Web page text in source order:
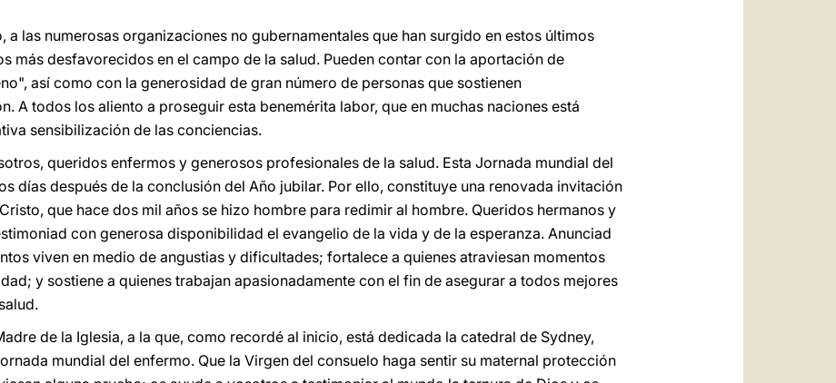
a las numerosas organizaciones no gubernamentales que han surgido en estos últimos
más desfavorecidos en el campo de la salud. Pueden contar con la aportación de
así como con la generosidad de gran número de personas que sostienen
A todos los aliento a proseguir esta benemérita labor, que en muchas naciones está
sensibilización de las conciencias.
queridos enfermos y generosos profesionales de la salud. Esta Jornada mundial del
días después de la conclusión del Año jubilar. Por ello, constituye una renovada invitación
que hace dos mil años se hizo hombre para redimir al hombre. Queridos hermanos y
con generosa disponibilidad el evangelio de la vida y de la esperanza. Anunciad
viven en medio de angustias y dificultades; fortalece a quienes atraviesan momentos
y sostiene a quienes trabajan apasionadamente con el fin de asegurar a todos mejores
de la Iglesia, a la que, como recordé al inicio, está dedicada la catedral de Sydney,
mundial del enfermo. Que la Virgen del consuelo haga sentir su maternal protección